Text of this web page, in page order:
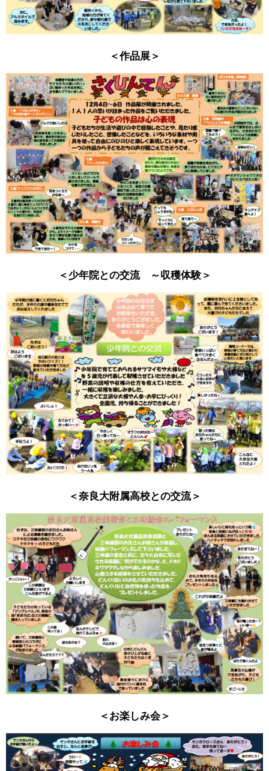
＜作品展＞
＜少年院との交流 ～収穫体験＞
＜奈良大附属高校との交流＞
＜お楽しみ会＞